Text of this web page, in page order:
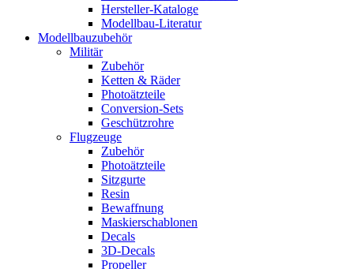
Hersteller-Kataloge
Modellbau-Literatur
Modellbauzubehör
Militär
Zubehör
Ketten & Räder
Photoätzteile
Conversion-Sets
Geschützrohre
Flugzeuge
Zubehör
Photoätzteile
Sitzgurte
Resin
Bewaffnung
Maskierschablonen
Decals
3D-Decals
Propeller